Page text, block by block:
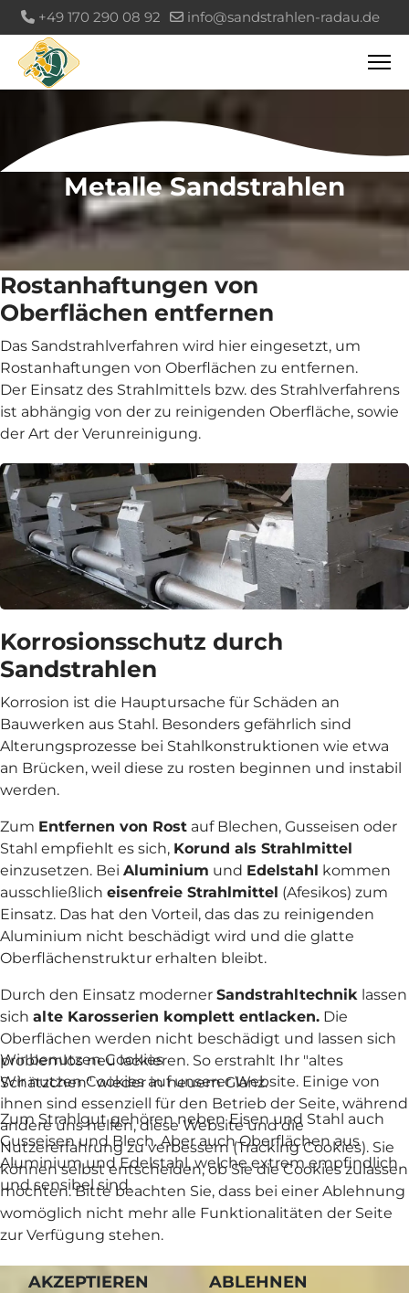
+49 170 290 08 92 info@sandstrahlen-radau.de
Metalle Sandstrahlen
Rostanhaftungen von
Oberflächen entfernen
Das Sandstrahlverfahren wird hier eingesetzt, um
Rostanhaftungen von Oberflächen zu entfernen.
Der Einsatz des Strahlmittels bzw. des Strahlverfahrens
ist abhängig von der zu reinigenden Oberfläche, sowie
der Art der Verunreinigung.
Korrosionsschutz durch
Sandstrahlen
Korrosion ist die Hauptursache für Schäden an
Bauwerken aus Stahl. Besonders gefährlich sind
Alterungsprozesse bei Stahlkonstruktionen wie etwa
an Brücken, weil diese zu rosten beginnen und instabil
werden.
Zum Entfernen von Rost auf Blechen, Gusseisen oder
Stahl empfiehlt es sich, Korund als Strahlmittel
einzusetzen. Bei Aluminium und Edelstahl kommen
ausschließlich eisenfreie Strahlmittel (Afesikos) zum
Einsatz. Das hat den Vorteil, das das zu reinigenden
Aluminium nicht beschädigt wird und die glatte
Oberflächenstruktur erhalten bleibt.
Durch den Einsatz moderner Sandstrahltechnik lassen
sich alte Karosserien komplett entlacken. Die
Oberflächen werden nicht beschädigt und lassen sich
problemlos neu lackieren. So erstrahlt Ihr "altes
Schätzchen" wieder in neuem Glanz.
Zum Strahlgut gehören neben Eisen und Stahl auch
Gusseisen und Blech. Aber auch Oberflächen aus
Aluminium und Edelstahl, welche extrem empfindlich
und sensibel sind.
Wir benutzen Cookies
Wir nutzen Cookies auf unserer Website. Einige von
ihnen sind essenziell für den Betrieb der Seite, während
andere uns helfen, diese Website und die
Nutzererfahrung zu verbessern (Tracking Cookies). Sie
können selbst entscheiden, ob Sie die Cookies zulassen
möchten. Bitte beachten Sie, dass bei einer Ablehnung
womöglich nicht mehr alle Funktionalitäten der Seite
zur Verfügung stehen.
AKZEPTIEREN ABLEHNEN